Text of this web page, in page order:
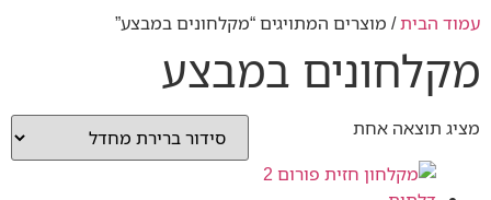
עמוד הבית/ מוצרים המתויגים “מקלחונים במבצע”
מקלחונים במבצע
מציג תוצאה אחת